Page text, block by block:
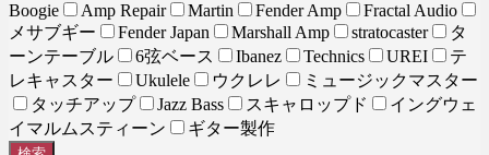
Boogie
Amp Repair Martin Fender Amp
Fractal Audio
メサブギー
Fender Japan Marshall Amp stratocaster
タ
ーンテーブル
6弦ベース Ibanez Technics UREI
テ
レキャスター
Ukulele ウクレレ
ミュージックマスター
タッチアップ
Jazz Bass スキャロップド
イングウェ
イマルムスティーン
ギター製作